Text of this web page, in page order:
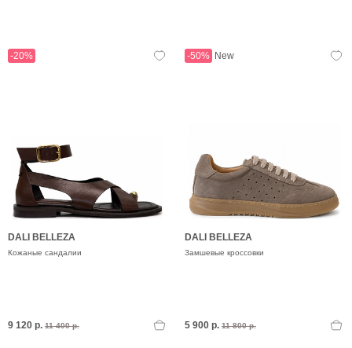
-20%
DALI BELLEZA
Кожаные сандалии
9 120 р. 11 400 р.
-50% New
DALI BELLEZA
Замшевые кроссовки
5 900 р. 11 800 р.